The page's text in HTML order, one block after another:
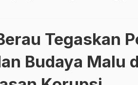
Tegaskan
Budaya Malu